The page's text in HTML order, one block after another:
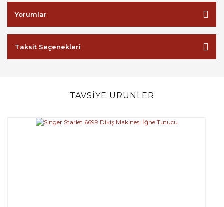
Yorumlar
Taksit Seçenekleri
TAVSİYE ÜRÜNLER